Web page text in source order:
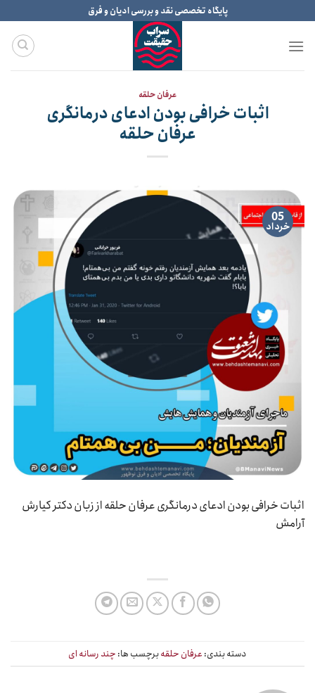
to
content
پایگاه تخصصی نقد و بررسی ادیان و فرق
عرفان حلقه
اثبات خرافی بودن ادعای درمانگری
عرفان حلقه
05
خرداد
اثبات خرافی بودن ادعای درمانگری عرفان حلقه از زبان دکتر کیارش
آرامش
دسته بندی: عرفان حلقهبرچسب ها: چند رسانه ای